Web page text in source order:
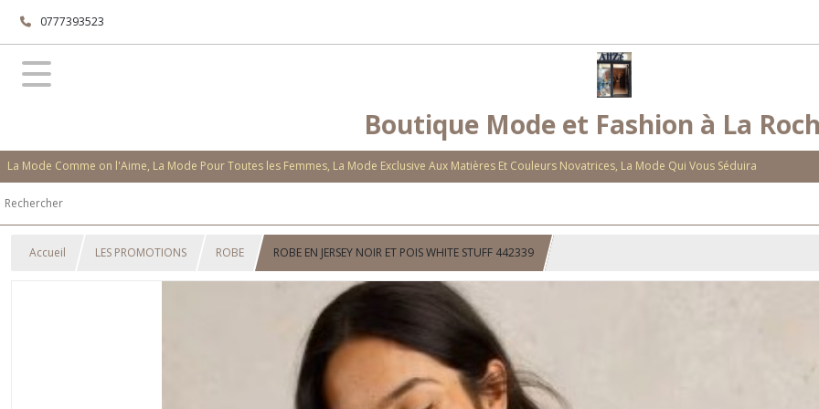
0777393523
Boutique Mode et Fashion à La
La Mode Comme on l'Aime, La Mode Pour Toutes les Femmes, La Mode Exclusive Aux Matières Et Couleurs Novatrices, La Mode Qui Vous Séduira
Accueil LES PROMOTIONS ROBE ROBE EN JERSEY NOIR ET POIS WHITE STUFF 442339